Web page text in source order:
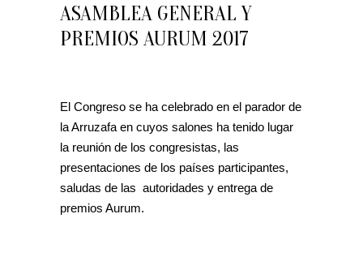
ASAMBLEA GENERAL Y
PREMIOS AURUM 2017
El Congreso se ha celebrado en el parador de
la Arruzafa en cuyos salones ha tenido lugar
la reunión de los congresistas, las
presentaciones de los países participantes,
saludas de las autoridades y entrega de
premios Aurum.